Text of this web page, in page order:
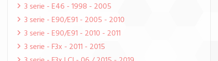
3 serie - E46 - 1998 - 2005
3 serie - E90/E91 - 2005 - 2010
3 serie - E90/E91 - 2010 - 2011
3 serie - F3x - 2011 - 2015